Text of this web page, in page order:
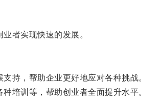
者实现快速的发展。
持，帮助企业更好地应对各种挑战。
培训等，帮助创业者全面提升水平。